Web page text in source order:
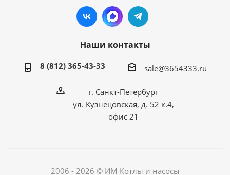
Наши контакты
8 (812) 365-43-33 sale@3654333.ru
г. Санкт-Петербург
ул. Кузнецовская, д. 52 к.4,
офис 21
2006 - 2026 © ИМ Котлы и насосы